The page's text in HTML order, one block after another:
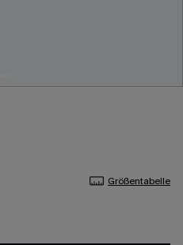
Größentabelle